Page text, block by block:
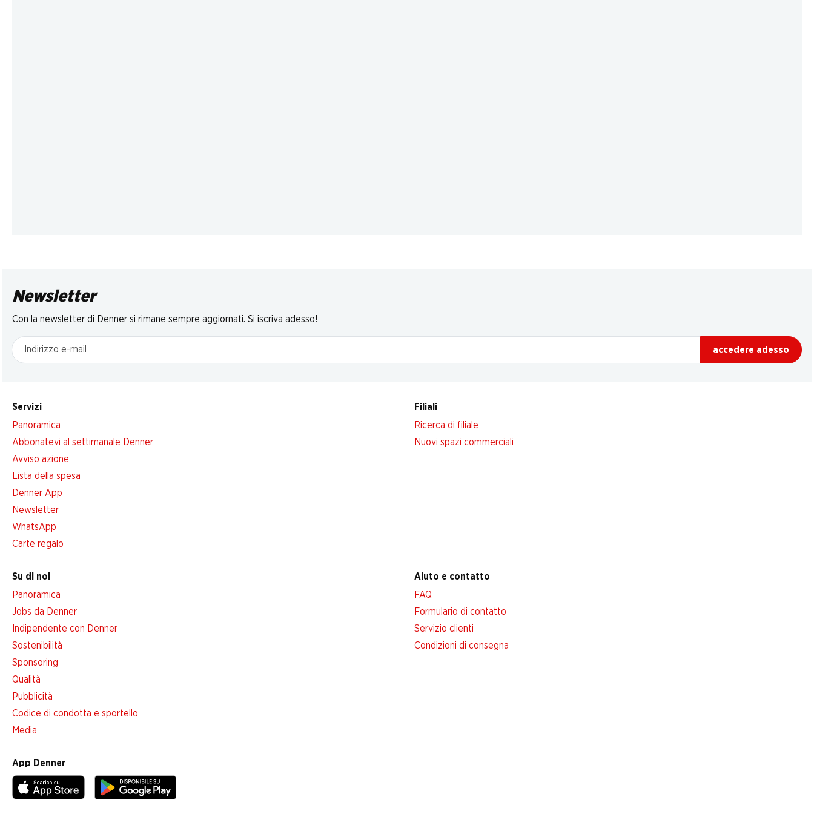
Newsletter
Con la newsletter di Denner si rimane sempre aggiornati. Si iscriva adesso!
Indirizzo e-mail
accedere adesso
Servizi
Panoramica
Abbonatevi al settimanale Denner
Avviso azione
Lista della spesa
Denner App
Newsletter
WhatsApp
Carte regalo
Filiali
Ricerca di filiale
Nuovi spazi commerciali
Su di noi
Panoramica
Jobs da Denner
Indipendente con Denner
Sostenibilità
Sponsoring
Qualità
Pubblicità
Codice di condotta e sportello
Media
Aiuto e contatto
FAQ
Formulario di contatto
Servizio clienti
Condizioni di consegna
App Denner